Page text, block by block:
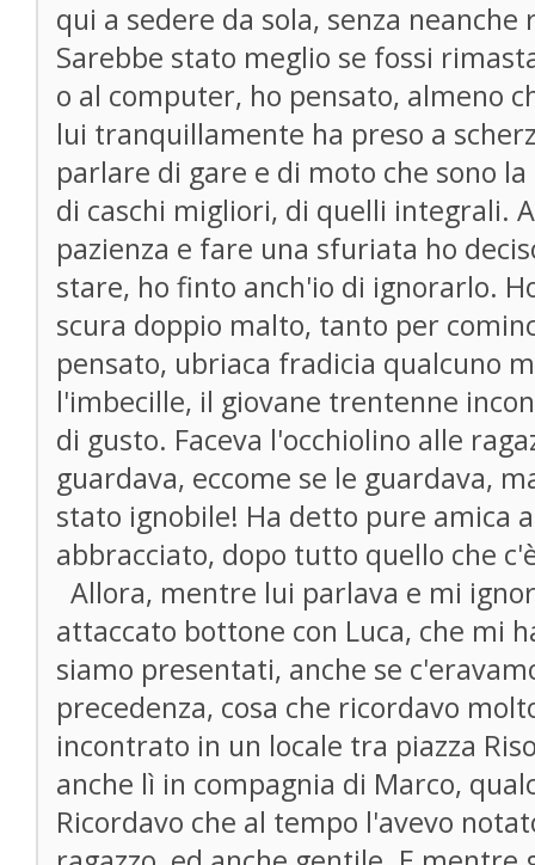
qui a sedere da sola, senza
Sarebbe stato meglio se fossi
o al computer, ho pensato, almeno
lui tranquillamente ha preso a
parlare di gare e di moto che sono
di caschi migliori, di quelli integrali.
pazienza e fare una sfuriata ho
stare, ho finto anch'io di ignorarlo.
scura doppio malto, tanto per
pensato, ubriaca fradicia qualcuno
l'imbecille, il giovane trentenne
di gusto. Faceva l'occhiolino alle
guardava, eccome se le guardava,
stato ignobile! Ha detto pure amica
abbracciato, dopo tutto quello che
Allora, mentre lui parlava e mi
attaccato bottone con Luca, che mi
siamo presentati, anche se
precedenza, cosa che ricordavo
incontrato in un locale tra piazza
anche lì in compagnia di Marco,
Ricordavo che al tempo l'avevo